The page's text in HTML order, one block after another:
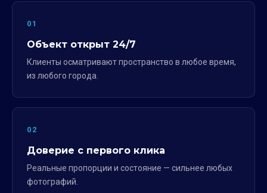
01
Объект открыт 24/7
Клиенты осматривают пространство в любое время,
из любого города.
02
Доверие с первого клика
Реальные пропорции и состояние — сильнее любых
фотографий.